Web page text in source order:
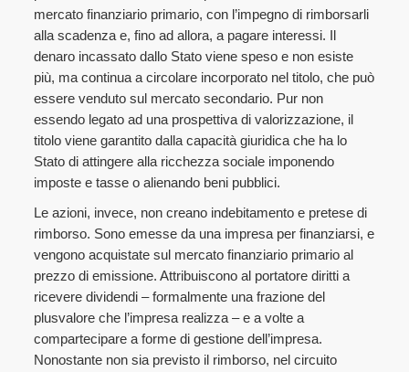
mercato finanziario primario, con l’impegno di rimborsarli
alla scadenza e, fino ad allora, a pagare interessi. Il
denaro incassato dallo Stato viene speso e non esiste
più, ma continua a circolare incorporato nel titolo, che può
essere venduto sul mercato secondario. Pur non
essendo legato ad una prospettiva di valorizzazione, il
titolo viene garantito dalla capacità giuridica che ha lo
Stato di attingere alla ricchezza sociale imponendo
imposte e tasse o alienando beni pubblici.
Le azioni, invece, non creano indebitamento e pretese di
rimborso. Sono emesse da una impresa per finanziarsi, e
vengono acquistate sul mercato finanziario primario al
prezzo di emissione. Attribuiscono al portatore diritti a
ricevere dividendi – formalmente una frazione del
plusvalore che l’impresa realizza – e a volte a
compartecipare a forme di gestione dell’impresa.
Nonostante non sia previsto il rimborso, nel circuito